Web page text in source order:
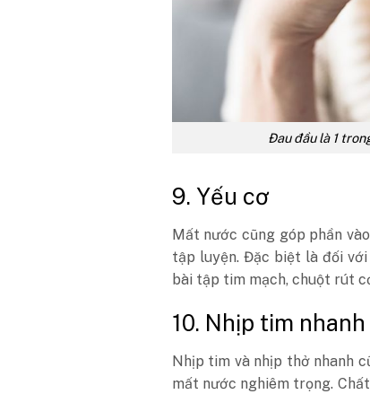
Đau đầu là 1
9. Yếu cơ
Mất nước cũng góp phần
tập luyện. Đặc biệt là đối
bài tập tim mạch, chuột rút
10. Nhịp tim nhanh
Nhịp tim và nhịp thở nhanh
mất nước nghiêm trọng.